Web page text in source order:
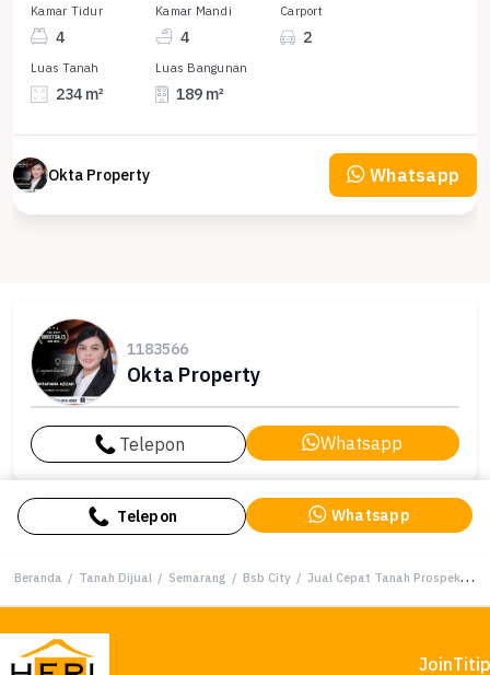
Kamar Tidur
4
Kamar Mandi
4
Carport
2
Luas Tanah
234 m²
Luas Bangunan
189 m²
Okta Property Whatsapp
1183566
Okta Property
Telepon Whatsapp
Telepon Whatsapp
Beranda / Tanah Dijual / Semarang / Bsb City / Jual Cepat Tanah Prospektif di BSB City, Semarang, LT 162m²
Join